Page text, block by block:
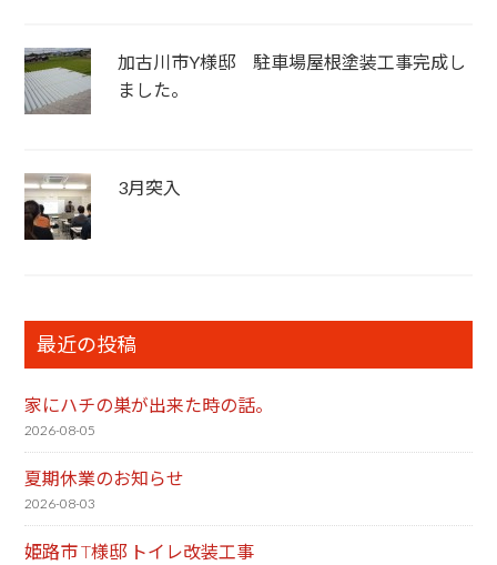
加古川市Y様邸 駐車場屋根塗装工事完成し
ました。
3月突入
最近の投稿
家にハチの巣が出来た時の話。
2026-08-05
夏期休業のお知らせ
2026-08-03
姫路市 T様邸 トイレ改装工事